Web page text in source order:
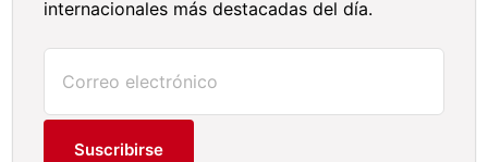
internacionales más destacadas del día.
Suscribirse